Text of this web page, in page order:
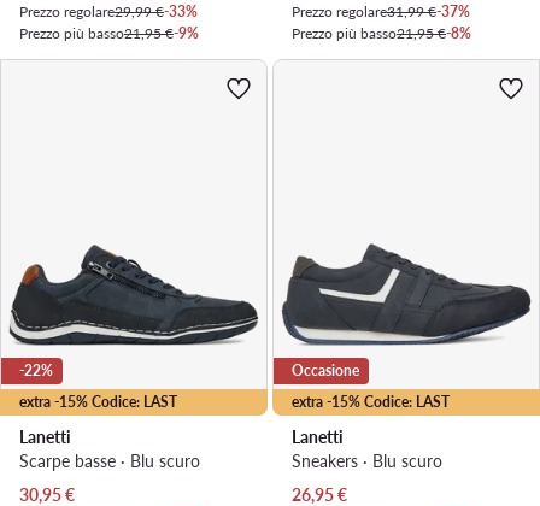
Prezzo regolare29,99 €-33%
Prezzo più basso21,95 €-9%
Prezzo regolare31,99 €-37%
Prezzo più basso21,95 €-8%
extra -15% Codice: LAST
-22%
Lanetti
Scarpe basse · Blu scuro
Prezzo attuale
30,95€
extra -15% Codice: LAST
Occasione
Lanetti
Sneakers · Blu scuro
Prezzo attuale
26,95€